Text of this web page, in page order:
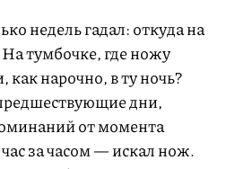
недель гадал: откуда на
тумбочке, где ножу
нарочно, в ту ночь?
дни,
от момента
за часом — искал нож.